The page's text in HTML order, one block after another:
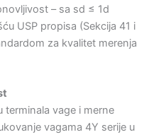
– sa sd ≤ 1d
USP propisa (Sekcija 41 i
za kvalitet merenja
terminala vage i merne
vagama 4Y serije u